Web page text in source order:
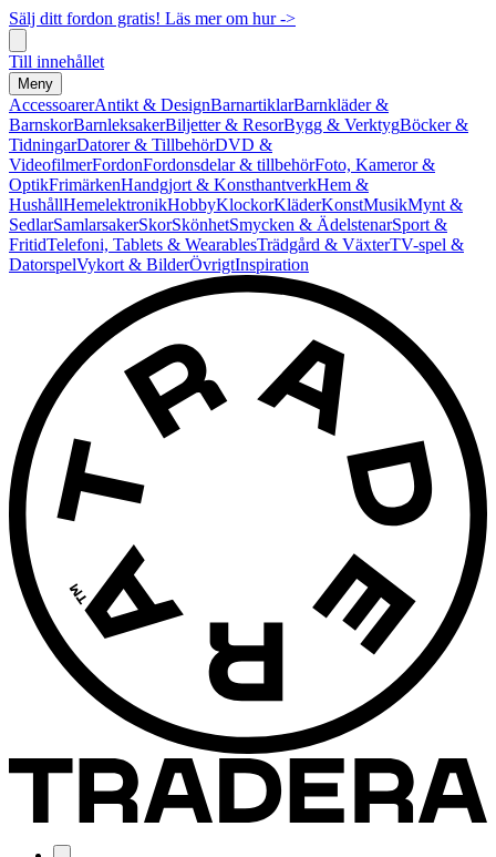
Sälj ditt fordon gratis! Läs mer om hur ->
Till innehållet
Meny
AccessoarerAntikt & DesignBarnartiklarBarnkläder &
BarnskorBarnleksakerBiljetter & ResorBygg & VerktygBöcker &
TidningarDatorer & TillbehörDVD &
VideofilmerFordonFordonsdelar & tillbehörFoto, Kameror &
OptikFrimärkenHandgjort & KonsthantverkHem &
HushållHemelektronikHobbyKlockorKläderKonstMusikMynt &
SedlarSamlarsakerSkorSkönhetSmycken & ÄdelstenarSport &
FritidTelefoni, Tablets & WearablesTrädgård & VäxterTV-spel &
DatorspelVykort & BilderÖvrigtInspiration